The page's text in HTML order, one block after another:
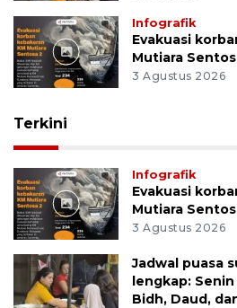
Infografik
Evakuasi
Mutiara
3 Agustus 2026
Terkini
Infografik
Evakuasi
Mutiara
3 Agustus 2026
Jadwal puasa
lengkap: Senin
Bidh, Daud,